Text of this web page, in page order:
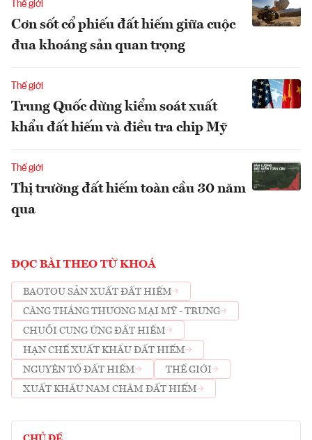
Thế giới
Cơn sốt cổ phiếu đất hiếm giữa cuộc
đua khoáng sản quan trọng
Thế giới
Trung Quốc dừng kiểm soát xuất
khẩu đất hiếm và điều tra chip Mỹ
Thế giới
Thị trường đất hiếm toàn cầu 30 năm
qua
ĐỌC BÀI THEO TỪ KHOÁ
BAOTOU SẢN XUẤT ĐẤT HIẾM
CĂNG THẲNG THƯƠNG MẠI MỸ - TRUNG
CHUỖI CUNG ỨNG ĐẤT HIẾM
HẠN CHẾ XUẤT KHẨU ĐẤT HIẾM
NGUYÊN TỐ ĐẤT HIẾM
THẾ GIỚI
XUẤT KHẨU NAM CHÂM ĐẤT HIẾM